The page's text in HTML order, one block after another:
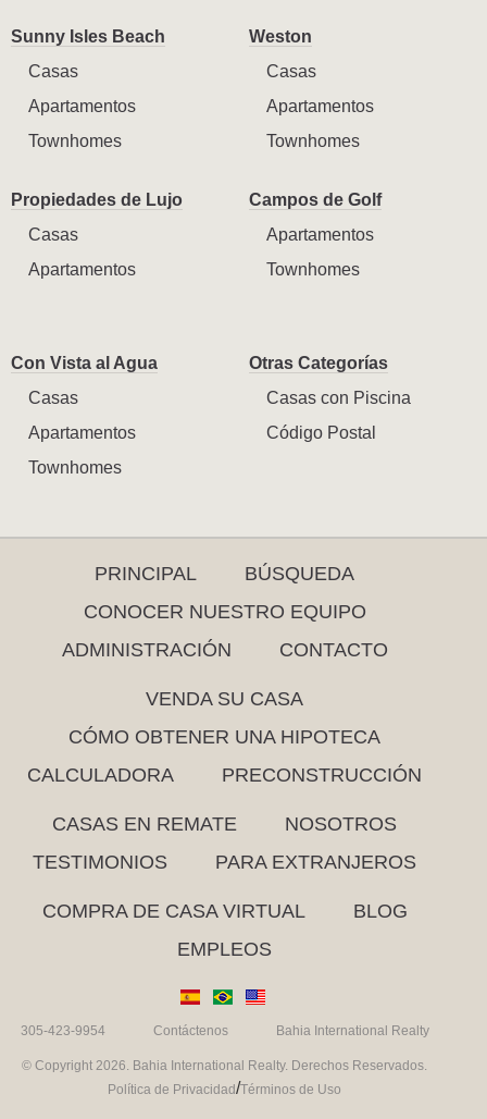
Sunny Isles Beach
Casas
Apartamentos
Townhomes
Weston
Casas
Apartamentos
Townhomes
Propiedades de Lujo
Casas
Apartamentos
Campos de Golf
Apartamentos
Townhomes
Con Vista al Agua
Casas
Apartamentos
Townhomes
Otras Categorías
Casas con Piscina
Código Postal
PRINCIPAL
BÚSQUEDA
CONOCER NUESTRO EQUIPO
ADMINISTRACIÓN
CONTACTO
VENDA SU CASA
CÓMO OBTENER UNA HIPOTECA
CALCULADORA
PRECONSTRUCCIÓN
CASAS EN REMATE
NOSOTROS
TESTIMONIOS
PARA EXTRANJEROS
COMPRA DE CASA VIRTUAL
BLOG
EMPLEOS
305-423-9954 Contáctenos Bahia International Realty
© Copyright 2026. Bahia International Realty. Derechos Reservados.
Política de Privacidad/Términos de Uso